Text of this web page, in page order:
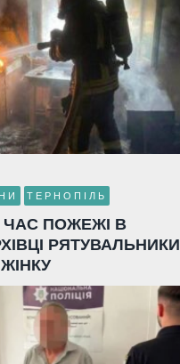
ТЕРНОПІЛЬ
ЧАС ПОЖЕЖІ В
РЯТУВАЛЬНИКИ